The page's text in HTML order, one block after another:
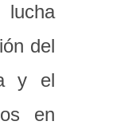
del
y el
en